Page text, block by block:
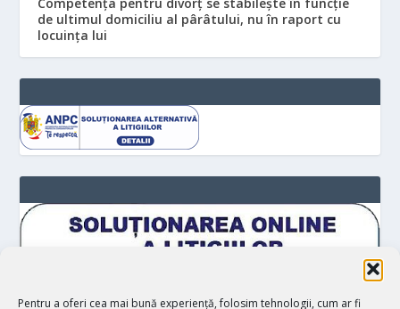
Pentru a oferi cea mai bună experiență, folosim tehnologii, cum ar fi
Competența pentru divorț se stabilește în funcție
de ultimul domiciliu al pârâtului, nu în raport cu
locuinţa lui